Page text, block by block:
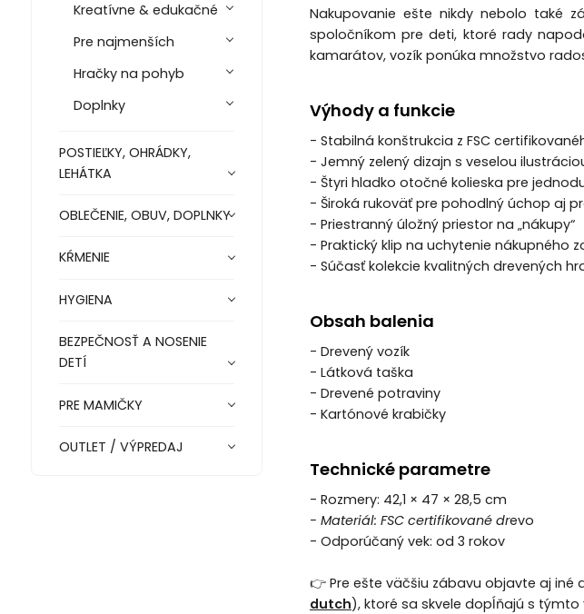
Kreatívne & edukačné
Pre najmenších
Hračky na pohyb
Doplnky
POSTIEĽKY, OHRÁDKY,
LEHÁTKA
OBLEČENIE, OBUV, DOPLNKY
KŔMENIE
HYGIENA
BEZPEČNOSŤ A NOSENIE
DETÍ
PRE MAMIČKY
OUTLET / VÝPREDAJ
Nakupovanie ešte nikdy nebolo také
spoločníkom pre deti, ktoré rady
kamarátov, vozík ponúka množstvo
Výhody a funkcie
- Stabilná konštrukcia z FSC
- Jemný zelený dizajn s veselou
- Štyri hladko otočné kolieska pre
- Široká rukoväť pre pohodlný úchop aj
- Priestranný úložný priestor na „nákupy“
- Praktický klip na uchytenie nákupného
- Súčasť kolekcie kvalitných drevených
Obsah balenia
- Drevený vozík
- Látková taška
- Drevené potraviny
- Kartónové krabičky
Technické parametre
- Rozmery: 42,1 × 47 × 28,5 cm
- Materiál: FSC certifikované drevo
- Odporúčaný vek: od 3 rokov
👉 Pre ešte väčšiu zábavu objavte aj iné
dutch), ktoré sa skvele dopĺňajú s týmto